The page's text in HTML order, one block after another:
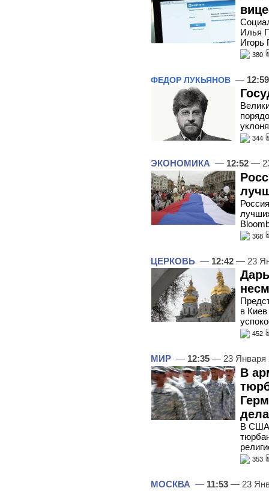
Илья
Игорь
380
ФЕДОР ЛУКЬЯНОВ — 12:59
344
ЭКОНОМИКА — 12:52 —
368
ЦЕРКОВЬ — 12:42 — 23
в
452
МИР — 12:35 — 23 Января
В
В США
353
МОСКВА — 11:53 — 23